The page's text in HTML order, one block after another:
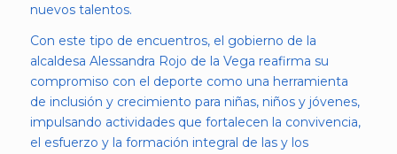
nuevos talentos.
Con este tipo de encuentros, el gobierno de la
alcaldesa Alessandra Rojo de la Vega reafirma su
compromiso con el deporte como una herramienta
de inclusión y crecimiento para niñas, niños y jóvenes,
impulsando actividades que fortalecen la convivencia,
el esfuerzo y la formación integral de las y los